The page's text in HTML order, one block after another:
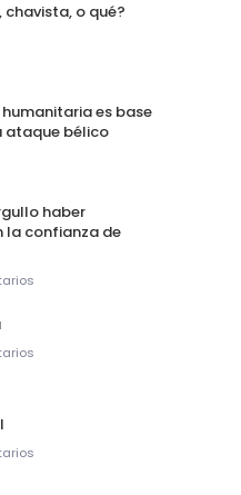
chavista, o qué?
es base
ataque bélico
haber
la confianza de